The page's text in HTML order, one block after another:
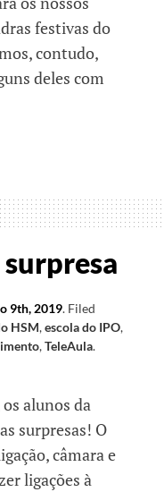
festivas do
contudo,
deles com
9th, 2019. Filed
HSM,escola do IPO,
,TeleAula.
alunos da
surpresas! O
câmara e
ligações à